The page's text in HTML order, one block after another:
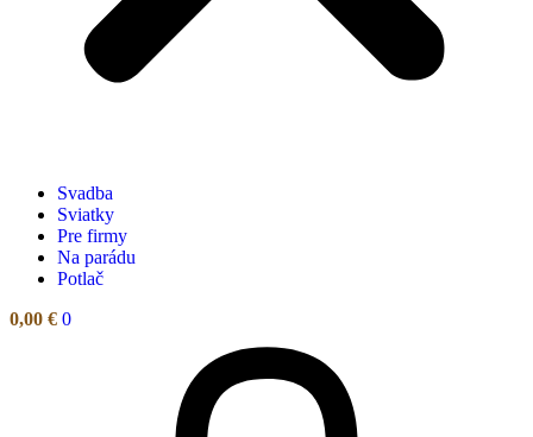
Svadba
Sviatky
Pre firmy
Na parádu
Potlač
0,00 € 0